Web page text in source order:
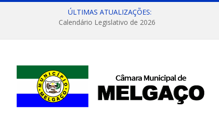
ÚLTIMAS ATUALIZAÇÕES:
Calendário Legislativo de 2026